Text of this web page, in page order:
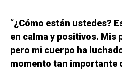
“¿Cómo están ustedes?
en calma y positivos. Mis
pero mi cuerpo ha
momento tan importante